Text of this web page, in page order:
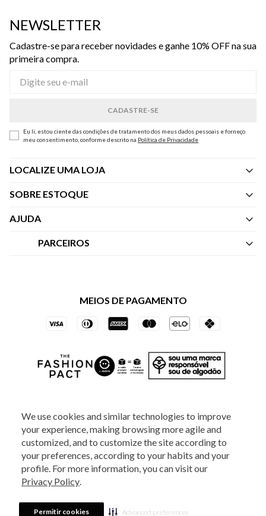
We use cookies and similar technologies to improve
your experience, making browsing more agile and
customized, and to customize the site according to
your preferences, according to your habits and your
profile. For more information, you can visit our
Privacy Policy.
Permitir cookies Advanced preferences
NEWSLETTER
Cadastre-se para receber novidades e ganhe 10% OFF na sua
primeira compra.
Eu li, estou ciente das condições de tratamento dos meus dados pessoais e forneço
meu consentimento, conforme descrito na Política de Privacidade
LOCALIZE UMA LOJA
SOBRE ESTOQUE
Quem Somos
AJUDA
Central de Atendimento
Trocas e Devoluções
PARCEIROS
Vai de Visa
Azul Fidelidade
MEIOS DE PAGAMENTO
2025 - Veste S.A Estilo. Todos os direitos reservados - A loja Estoque reserva-
se no direito de corrigir ou alterar informações como: preços, promoções e
880 5520.Horário de Atendimento:
Sábados das 8h às 14h, exceto feriados. Veste S.A Estilo. Rua Othão, 405, Vila